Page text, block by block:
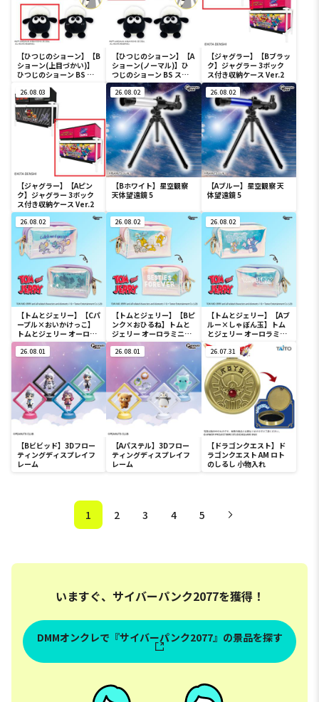
【ひつじのショーン】【B
ショーン(上目づかい)】
ひつじのショーン BS ス
【ひつじのショーン】【A
ショーン(ノーマル)】ひ
つじのショーン BS スマ
ホショーンルダー
【ジャグラー】【Bブラッ
ク】ジャグラー 3ボック
ス付き収納ケース Ver.2
26.08.03
【ジャグラー】【Aピン
ク】ジャグラー 3ボック
ス付き収納ケース Ver.2
26.08.02
【Bホワイト】星空観察
天体望遠鏡 5
26.08.02
【Aブルー】星空観察 天
体望遠鏡 5
26.08.02
【トムとジェリー】【Cパ
ープル×おいかけっこ】
トムとジェリー オーロラ
ミニポーチ
26.08.02
【トムとジェリー】【Bピ
ンク×おひるね】トムと
ジェリー オーロラミニポ
ーチ
26.08.02
【トムとジェリー】【Aブ
ルー×しゃぼん玉】トム
とジェリー オーロラミニ
ポーチ
26.08.01
【Bビビッド】3Dフロー
ティングディスプレイフ
レーム
26.08.01
【Aパステル】3Dフロー
ティングディスプレイフ
レーム
26.07.31
【ドラゴンクエスト】ド
ラゴンクエスト AM ロト
のしるし 小物入れ
1 2 3 4 5
いますぐ、サイバーパンク2077を獲得！
DMMオンクレで『サイバーパンク2077』の景品を探す